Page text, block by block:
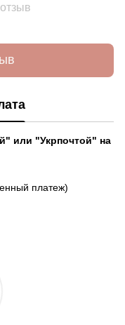
или "Укрпочтой" на
платеж)